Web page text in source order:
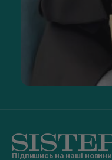
Підпишись на наші новини